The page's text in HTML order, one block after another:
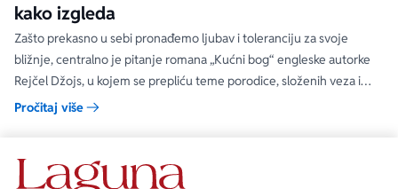
kako izgleda
Zašto prekasno u sebi pronađemo ljubav i toleranciju za svoje
bližnje, centralno je pitanje romana „Kućni bog“ engleske autorke
Rejčel Džojs, u kojem se prepliću teme porodice, složenih veza i
umetnosti.
Pročitaj više